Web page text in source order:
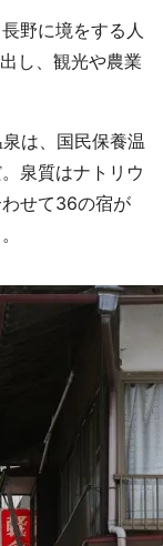
野に境をする人
し、観光や農業
は、国民保養温
泉質はナトリウ
せて36の宿が